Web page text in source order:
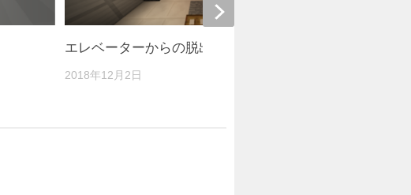
エレベーターからの脱出
2018年12月2日